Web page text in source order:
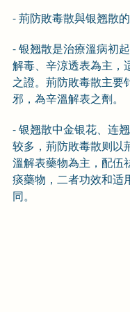
- 荊防敗毒散與银翘散
- 银翘散是治療溫病初
解毒、辛涼透表為主，
之證。荊防敗毒散主要
邪，為辛溫解表之劑。
- 银翘散中金银花、连
较多，荊防敗毒散则以
溫解表藥物為主，配伍
痰藥物，二者功效和适
同。